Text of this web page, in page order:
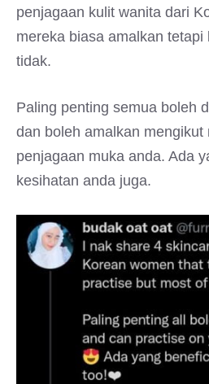
penjagaan kulit wanita dari
mereka biasa amalkan tetapi
tidak.
Paling penting semua boleh
dan boleh amalkan mengikut
penjagaan muka anda. Ada
kesihatan anda juga.